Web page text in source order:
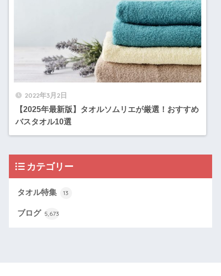
2022年3月2日
【2025年最新版】タオルソムリエが厳選！おすすめ
バスタオル10選
カテゴリー
タオル特集 13
ブログ 5,673